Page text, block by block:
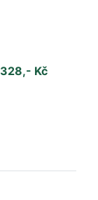
328,- Kč